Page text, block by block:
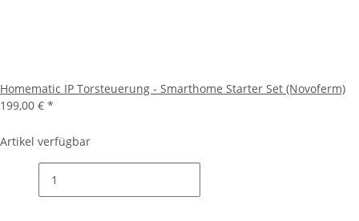
Homematic IP Torsteuerung - Smarthome Starter Set (Novoferm)
199,00 € *
Artikel verfügbar